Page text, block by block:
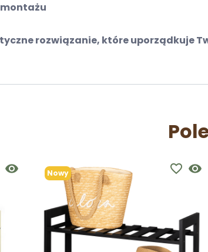
rozwiązanie, które uporządkuje
visibility Nowy visibility
favorite_border